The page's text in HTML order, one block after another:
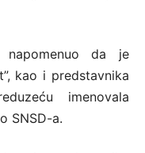
da je
kao i predstavnika
imenovala
SNSD-a.